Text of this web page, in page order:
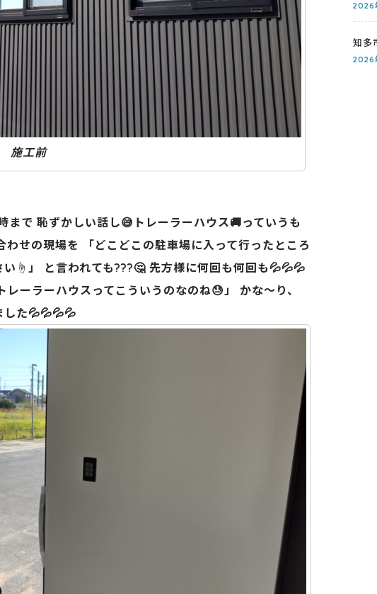
施工前
まで 恥ずかしい話し😅トレーラーハウス🚚っていうも
せの現場を 「どこどこの駐車場に入って行ったところ
☝️」 と言われても???🤔 先方様に何回も何回も💦💦💦
ーラーハウスってこういうのなのね😓」 かな～り、
た💦💦💦💦
2026
知多
2026